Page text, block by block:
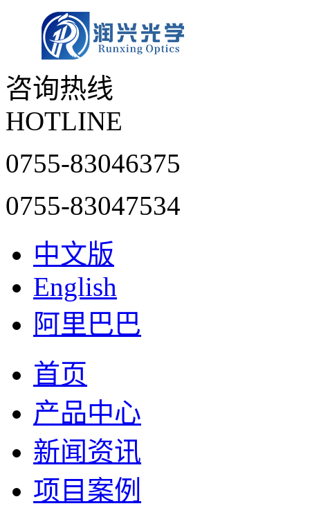
咨询热线
HOTLINE
0755-83046375
0755-83047534
中文版
English
阿里巴巴
首页
产品中心
新闻资讯
项目案例